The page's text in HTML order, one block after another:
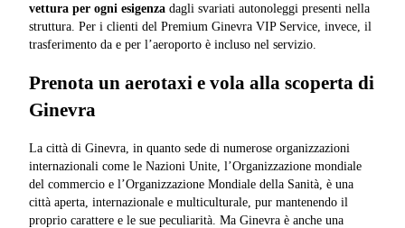
vettura per ogni esigenza dagli svariati autonoleggi presenti nella
struttura. Per i clienti del Premium Ginevra VIP Service, invece, il
trasferimento da e per l’aeroporto è incluso nel servizio.
Prenota un aerotaxi e vola alla scoperta di
Ginevra
La città di Ginevra, in quanto sede di numerose organizzazioni
internazionali come le Nazioni Unite, l’Organizzazione mondiale
del commercio e l’Organizzazione Mondiale della Sanità, è una
città aperta, internazionale e multiculturale, pur mantenendo il
proprio carattere e le sue peculiarità. Ma Ginevra è anche una